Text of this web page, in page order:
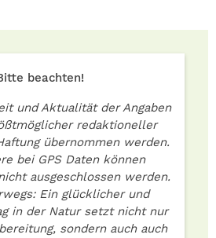
beachten!
und Aktualität der Angaben
redaktioneller
übernommen werden.
bei GPS Daten können
ausgeschlossen werden.
Ein glücklicher und
in der Natur setzt nicht nur
sondern auch auch